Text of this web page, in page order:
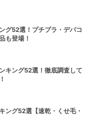
グ52選！プチプラ・デパコ
も登場！
キング52選！徹底調査して
ング52選【速乾・くせ毛・